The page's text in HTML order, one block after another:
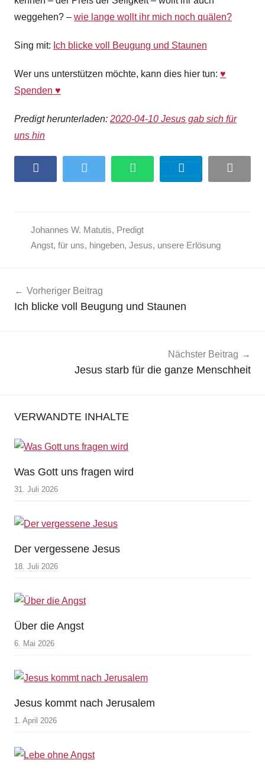
weggehen? – wie lange wollt ihr mich noch quälen?
Sing mit: Ich blicke voll Beugung und Staunen
Wer uns unterstützen möchte, kann dies hier tun: ♥
Spenden ♥
Predigt herunterladen: 2020-04-10 Jesus gab sich für
uns hin
Johannes W. Matutis, Predigt
Angst, für uns, hingeben, Jesus, unsere Erlösung
Vorheriger Beitrag
Ich blicke voll Beugung und Staunen
Nächster Beitrag
Jesus starb für die ganze Menschheit
VERWANDTE INHALTE
Was Gott uns fragen wird
31. Juli 2026
Der vergessene Jesus
18. Juli 2026
Über die Angst
6. Mai 2026
Jesus kommt nach Jerusalem
1. April 2026